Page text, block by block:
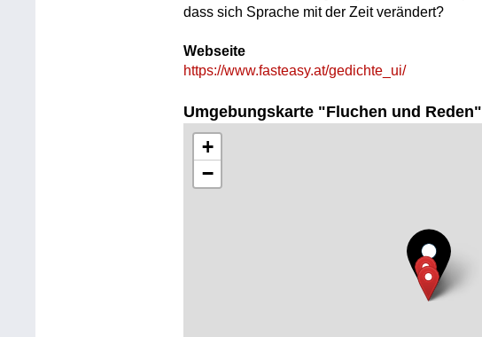
dass sich Sprache mit der Zeit verändert?
Webseite
https://www.fasteasy.at/gedichte_ui/
Umgebungskarte "Fluchen und Reden"
+
−